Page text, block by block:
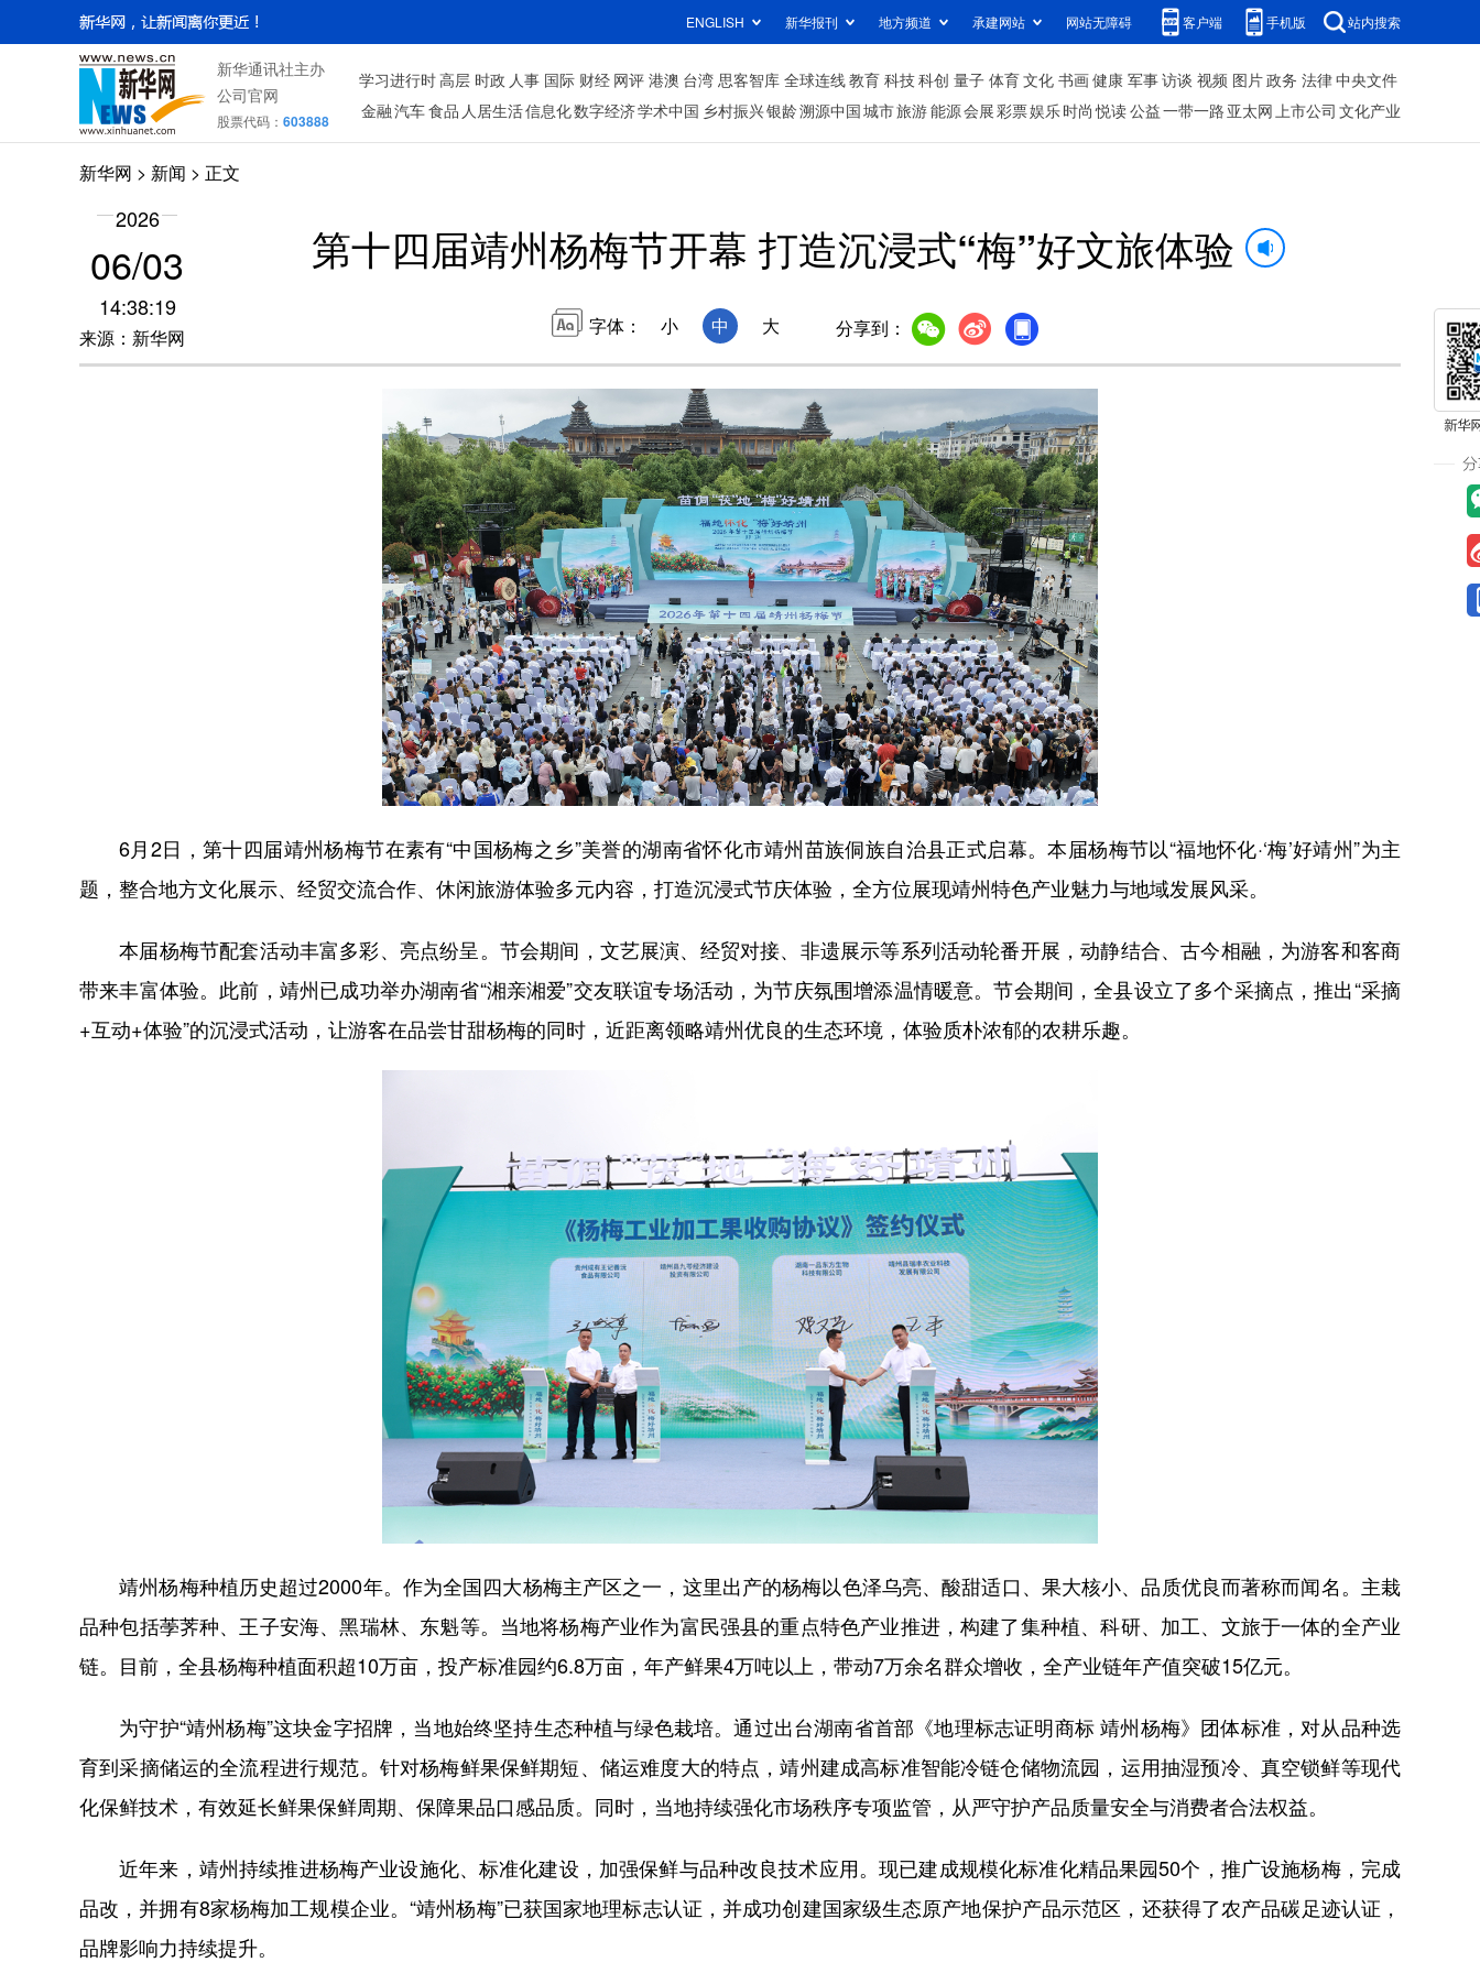
ENGLISH 新华报刊 地方频道 承建网站 网站无障碍 客户端 手机版 站内搜索
新华通讯社主办
公司官网
股票代码： 603888
学习进行时高层 时政 人事 国际 财经 网评 港澳 台湾 思客智库 全球连线教育 科技科创 量子 体育文化 书画健康 军事访谈 视频 图片政务 法律中央文件
金融汽车食品 人居生活信息化数字经济学术中国 乡村振兴银龄溯源中国城市旅游能源会展彩票娱乐时尚 悦读公益一带一路 亚太网上市公司 文化产业
新华网 > 新闻 > 正文
2026
06/03
14:38:19
来源：新华网
第十四届靖州杨梅节开幕 打造沉浸式“梅”好文旅体验
字体： 小 中 大 分享到：
6月2日，第十四届靖州杨梅节在素有“中国杨梅之乡”美誉的湖南省怀化市靖州苗族侗族自治县正式启幕。本届杨梅节以“福地怀化·‘梅’好靖州”为主
题，整合地方文化展示、经贸交流合作、休闲旅游体验多元内容，打造沉浸式节庆体验，全方位展现靖州特色产业魅力与地域发展风采。
本届杨梅节配套活动丰富多彩、亮点纷呈。节会期间，文艺展演、经贸对接、非遗展示等系列活动轮番开展，动静结合、古今相融，为游客和客商
带来丰富体验。此前，靖州已成功举办湖南省“湘亲湘爱”交友联谊专场活动，为节庆氛围增添温情暖意。节会期间，全县设立了多个采摘点，推出“采摘
+互动+体验”的沉浸式活动，让游客在品尝甘甜杨梅的同时，近距离领略靖州优良的生态环境，体验质朴浓郁的农耕乐趣。
靖州杨梅种植历史超过2000年。作为全国四大杨梅主产区之一，这里出产的杨梅以色泽乌亮、酸甜适口、果大核小、品质优良而著称而闻名。主栽
品种包括荸荠种、王子安海、黑瑞林、东魁等。当地将杨梅产业作为富民强县的重点特色产业推进，构建了集种植、科研、加工、文旅于一体的全产业
链。目前，全县杨梅种植面积超10万亩，投产标准园约6.8万亩，年产鲜果4万吨以上，带动7万余名群众增收，全产业链年产值突破15亿元。
为守护“靖州杨梅”这块金字招牌，当地始终坚持生态种植与绿色栽培。通过出台湖南省首部《地理标志证明商标 靖州杨梅》团体标准，对从品种选
育到采摘储运的全流程进行规范。针对杨梅鲜果保鲜期短、储运难度大的特点，靖州建成高标准智能冷链仓储物流园，运用抽湿预冷、真空锁鲜等现代
化保鲜技术，有效延长鲜果保鲜周期、保障果品口感品质。同时，当地持续强化市场秩序专项监管，从严守护产品质量安全与消费者合法权益。
近年来，靖州持续推进杨梅产业设施化、标准化建设，加强保鲜与品种改良技术应用。现已建成规模化标准化精品果园50个，推广设施杨梅，完成
品改，并拥有8家杨梅加工规模企业。“靖州杨梅”已获国家地理标志认证，并成功创建国家级生态原产地保护产品示范区，还获得了农产品碳足迹认证，
品牌影响力持续提升。